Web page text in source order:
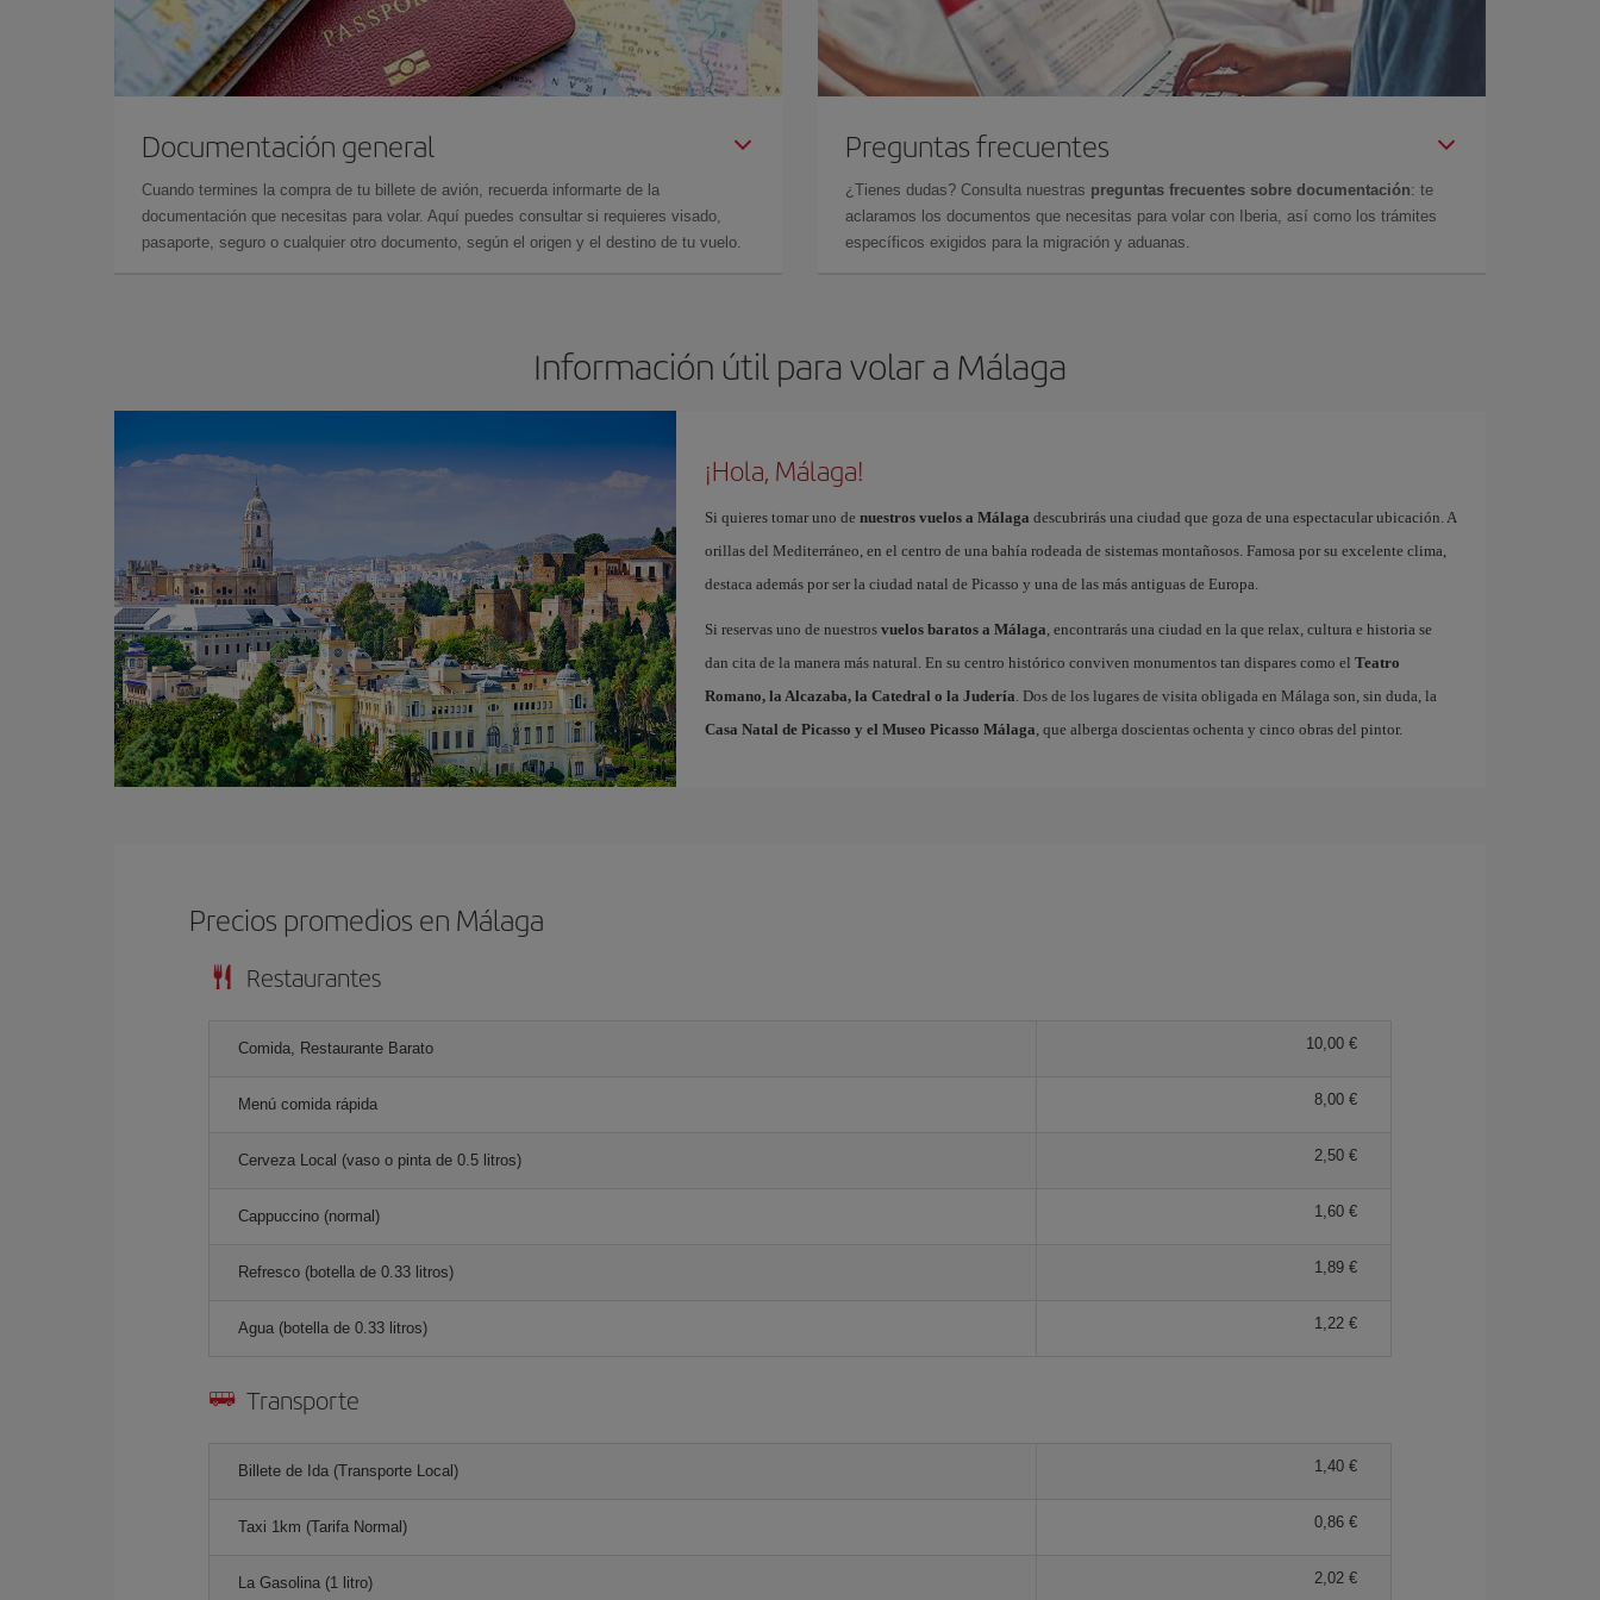
Documentación general
Cuando termines la compra de tu billete de avión, recuerda informarte de la
documentación que necesitas para volar. Aquí puedes consultar si requieres visado,
pasaporte, seguro o cualquier otro documento, según el origen y el destino de tu vuelo.
Preguntas frecuentes
¿Tienes dudas? Consulta nuestras preguntas frecuentes sobre documentación: te
aclaramos los documentos que necesitas para volar con Iberia, así como los trámites
específicos exigidos para la migración y aduanas.
Información útil para volar a Málaga
¡Hola, Málaga!
Si quieres tomar uno de nuestros vuelos a Málaga descubrirás una ciudad que goza de una espectacular ubicación. A
orillas del Mediterráneo, en el centro de una bahía rodeada de sistemas montañosos. Famosa por su excelente clima,
destaca además por ser la ciudad natal de Picasso y una de las más antiguas de Europa.
Si reservas uno de nuestros vuelos baratos a Málaga, encontrarás una ciudad en la que relax, cultura e historia se
dan cita de la manera más natural. En su centro histórico conviven monumentos tan dispares como el Teatro
Romano, la Alcazaba, la Catedral o la Judería. Dos de los lugares de visita obligada en Málaga son, sin duda, la
Casa Natal de Picasso y el Museo Picasso Málaga, que alberga doscientas ochenta y cinco obras del pintor.
Precios promedios en Málaga
Restaurantes
Comida, Restaurante Barato 10,00 €
Menú comida rápida 8,00 €
Cerveza Local (vaso o pinta de 0.5 litros) 2,50 €
Cappuccino (normal) 1,60 €
Refresco (botella de 0.33 litros) 1,89 €
Agua (botella de 0.33 litros) 1,22 €
Transporte
Billete de Ida (Transporte Local) 1,40 €
Taxi 1km (Tarifa Normal) 0,86 €
La Gasolina (1 litro) 2,02 €